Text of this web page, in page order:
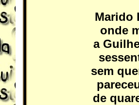
Marido
onde
a
sem
de